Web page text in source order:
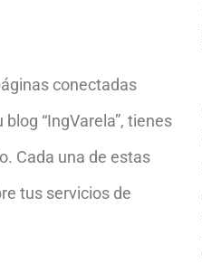
conectadas
“IngVarela”, tienes
Cada una de estas
tus servicios de